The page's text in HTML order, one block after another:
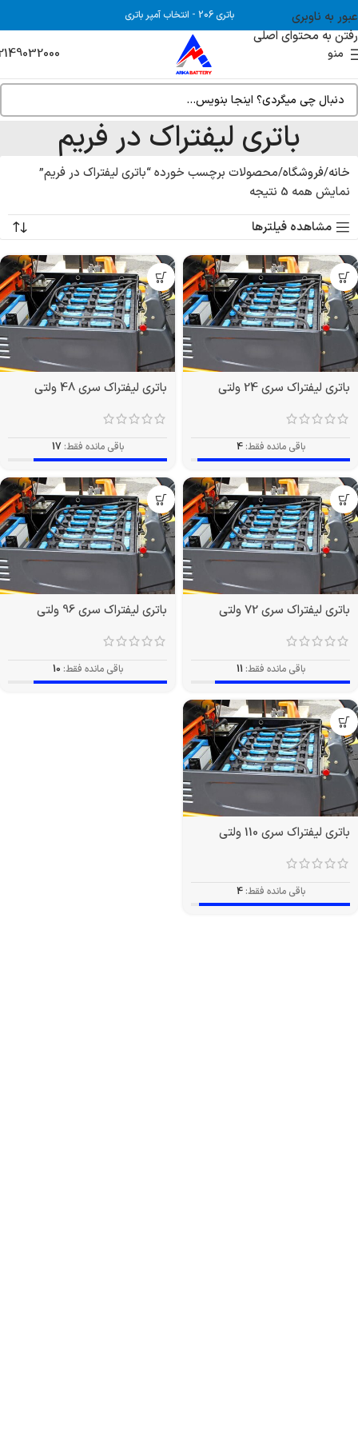
عبور به ناوبری
رفتن به محتوای اصلی
باتری 206 - انتخاب آمپر باتری
منو
باتری لیفتراک در فریم
خانه فروشگاه محصولات برچسب خورده “باتری لیفتراک در فریم”
نمایش همه 5 نتیجه
مشاهده فیلترها
باتری لیفتراک سری 24 ولتی
باقی مانده فقط: 4
باتری لیفتراک سری 48 ولتی
باقی مانده فقط: 17
باتری لیفتراک سری 72 ولتی
باقی مانده فقط: 11
باتری لیفتراک سری 96 ولتی
باقی مانده فقط: 10
باتری لیفتراک سری 110 ولتی
باقی مانده فقط: 4